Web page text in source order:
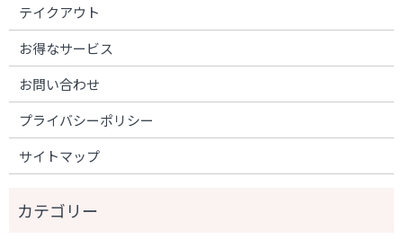
テイクアウト
お得なサービス
お問い合わせ
プライバシーポリシー
サイトマップ